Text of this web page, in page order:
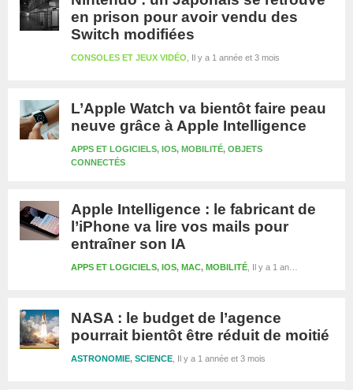
en prison pour avoir vendu des
Switch modifiées
Il y a 1 année et 3 mois
CONSOLES ET JEUX VIDÉO
L’Apple Watch va bientôt faire peau
neuve grâce à Apple Intelligence
APPS ET LOGICIELS, IOS, MOBILITÉ, OBJETS
CONNECTÉS
Apple Intelligence : le fabricant de
l’iPhone va lire vos mails pour
entraîner son IA
Il y a 1 année et 3 mois
APPS ET LOGICIELS, IOS, MAC, MOBILITÉ
NASA : le budget de l’agence
pourrait bientôt être réduit de moitié
Il y a 1 année et 3 mois
ASTRONOMIE, SCIENCE